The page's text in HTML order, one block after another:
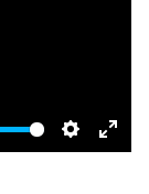
Settings
Enter